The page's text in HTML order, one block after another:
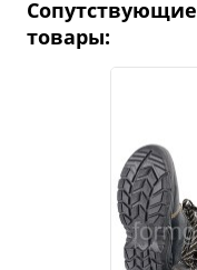
Сопутствующие
товары: